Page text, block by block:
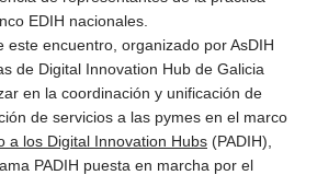
EDIH nacionales.
este encuentro, organizado por AsDIH
de Digital Innovation Hub de Galicia
en la coordinación y unificación de
de servicios a las pymes en el marco
a los Digital Innovation Hubs (PADIH),
PADIH puesta en marcha por el